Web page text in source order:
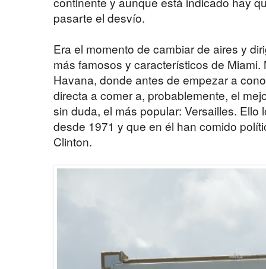
pasarte el desvío.
Era el momento de cambiar de aires y
más famosos y característicos de
Havana, donde antes de empezar a
directa a comer a, probablemente, el
sin duda, el más popular: Versailles. Ello
desde 1971 y que en él han comido
Clinton.